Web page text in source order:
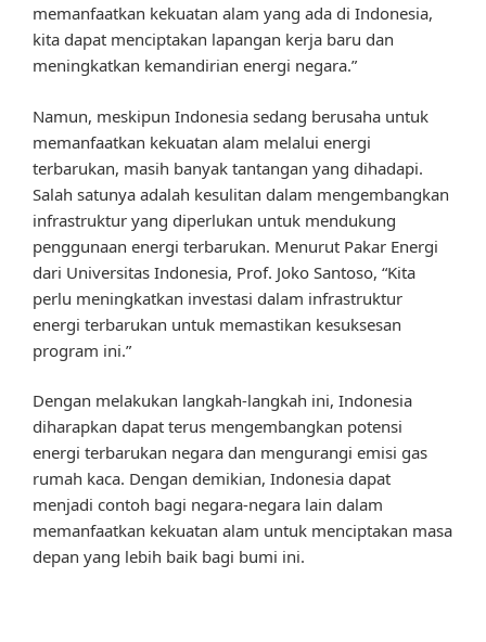
memanfaatkan kekuatan alam yang ada di Indonesia,
kita dapat menciptakan lapangan kerja baru dan
meningkatkan kemandirian energi negara.”
Namun, meskipun Indonesia sedang berusaha untuk
memanfaatkan kekuatan alam melalui energi
terbarukan, masih banyak tantangan yang dihadapi.
Salah satunya adalah kesulitan dalam mengembangkan
infrastruktur yang diperlukan untuk mendukung
penggunaan energi terbarukan. Menurut Pakar Energi
dari Universitas Indonesia, Prof. Joko Santoso, “Kita
perlu meningkatkan investasi dalam infrastruktur
energi terbarukan untuk memastikan kesuksesan
program ini.”
Dengan melakukan langkah-langkah ini, Indonesia
diharapkan dapat terus mengembangkan potensi
energi terbarukan negara dan mengurangi emisi gas
rumah kaca. Dengan demikian, Indonesia dapat
menjadi contoh bagi negara-negara lain dalam
memanfaatkan kekuatan alam untuk menciptakan masa
depan yang lebih baik bagi bumi ini.